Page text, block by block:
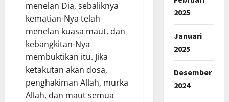
menelan Dia, sebaliknya
kematian-Nya telah
menelan kuasa maut, dan
kebangkitan-Nya
membuktikan itu. Jika
ketakutan akan dosa,
penghakiman Allah, murka
Allah, dan maut semua
2025
Januari
2025
Desember
2024